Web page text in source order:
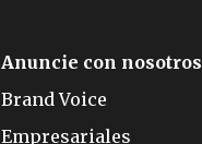
Anuncie con nosotros
Brand Voice
Empresariales